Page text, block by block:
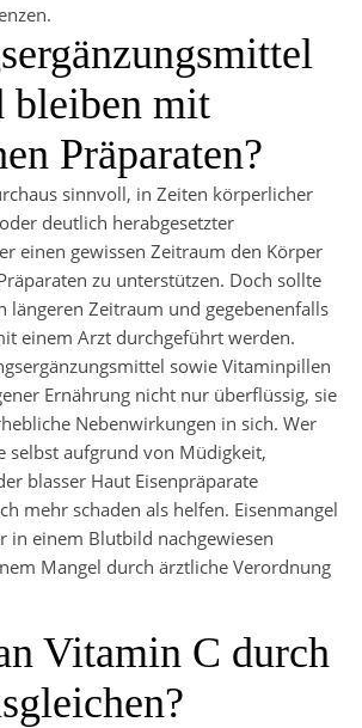
bleiben mit
Präparaten?
sinnvoll, in Zeiten körperlicher
deutlich herabgesetzter
einen gewissen Zeitraum den Körper
zu unterstützen. Doch sollte
längeren Zeitraum und gegebenenfalls
einem Arzt durchgeführt werden.
sowie Vitaminpillen
Ernährung nicht nur überflüssig, sie
Nebenwirkungen in sich. Wer
selbst aufgrund von Müdigkeit,
blasser Haut Eisenpräparate
mehr schaden als helfen. Eisenmangel
in einem Blutbild nachgewiesen
Mangel durch ärztliche Verordnung
Vitamin C durch